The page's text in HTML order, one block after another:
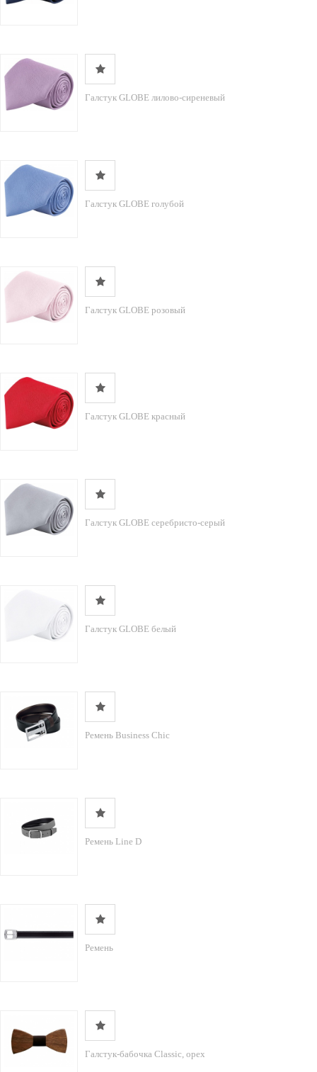
Галстук GLOBE лилово-сиреневый
Галстук GLOBE голубой
Галстук GLOBE розовый
Галстук GLOBE красный
Галстук GLOBE серебристо-серый
Галстук GLOBE белый
Ремень Business Chic
Ремень Line D
Ремень
Галстук-бабочка Classic, орех